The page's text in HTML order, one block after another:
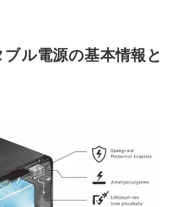
ル電源の基本情報と